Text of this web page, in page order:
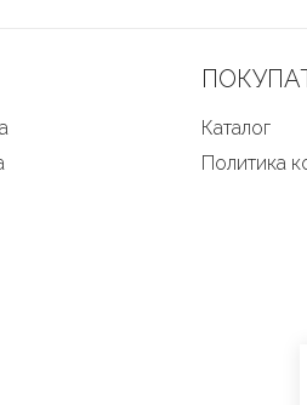
Каталог
Политика